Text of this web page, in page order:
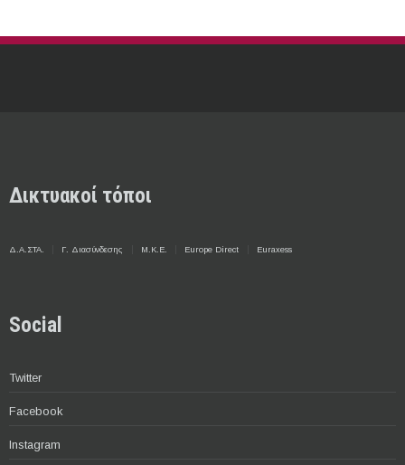
Δικτυακοί τόποι
Δ.Α.ΣΤΑ. Γ. Διασύνδεσης Μ.Κ.Ε. Europe Direct Euraxess
Social
Twitter
Facebook
Instagram